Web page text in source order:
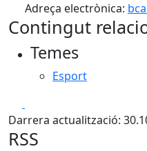
Adreça electrònica:
Contingut
Temes
Esport
Darrera actualització:
RSS